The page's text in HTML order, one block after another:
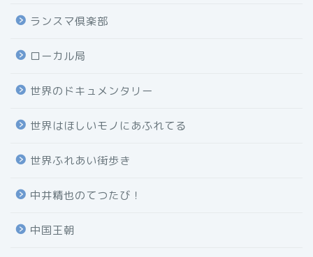
ランスマ倶楽部
ローカル局
世界のドキュメンタリー
世界はほしいモノにあふれてる
世界ふれあい街歩き
中井精也のてつたび！
中国王朝